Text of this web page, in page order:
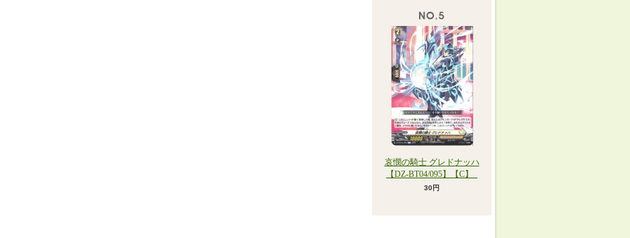
哀憫の騎士 グレドナッハ
【DZ-BT04/095】【C】_
30円